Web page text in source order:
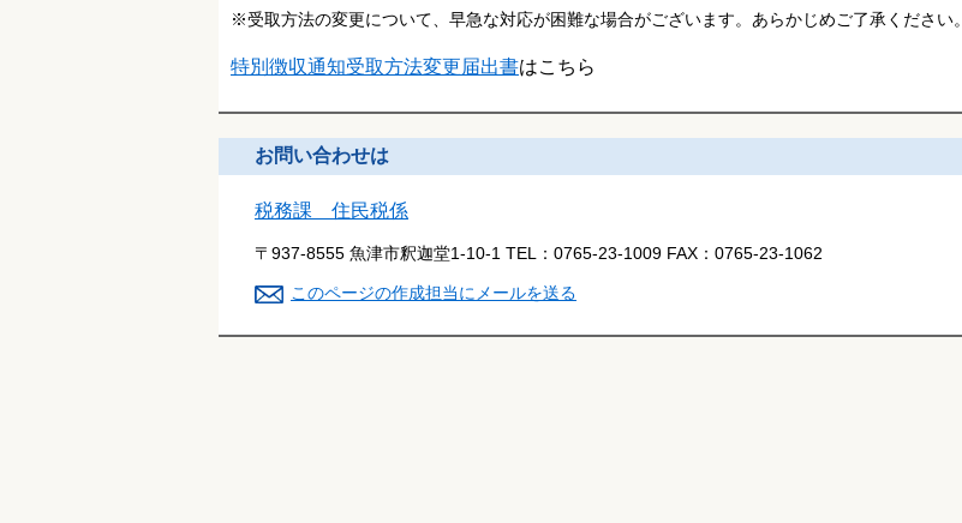
※受取方法の変更について、早急な対応が困難な場合がございます。あらかじめご了承ください。
特別徴収通知受取方法変更届出書はこちら
お問い合わせは
税務課 住民税係
〒937-8555 魚津市釈迦堂1-10-1 TEL： 0765-23-1009 FAX： 0765-23-1062
このページの作成担当にメールを送る